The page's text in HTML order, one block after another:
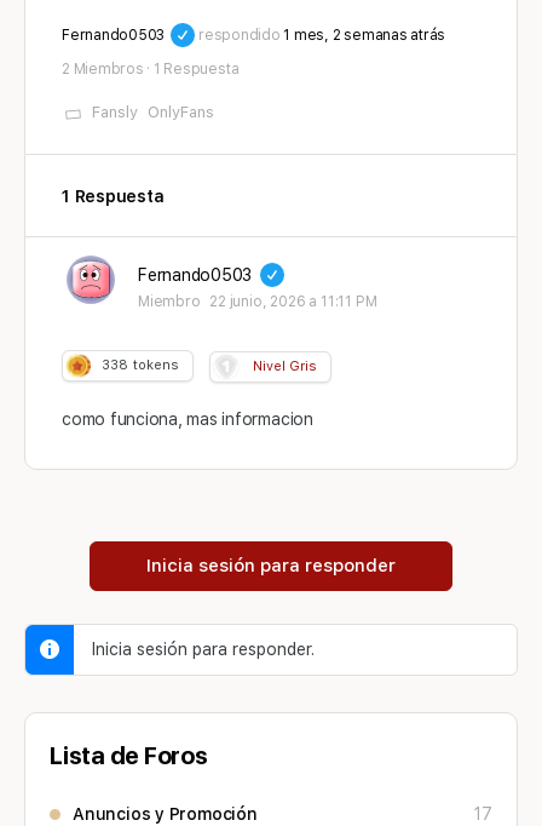
Fernando0503 respondido1 mes, 2 semanas atrás
2 Miembros · 1 Respuesta
Fansly OnlyFans
1 Respuesta
Fernando0503
Miembro 22 junio, 2026 a 11:11 PM
338 tokens Nivel Gris
como funciona, mas informacion
Inicia sesión para responder
Inicia sesión para responder.
Lista de Foros
Anuncios y Promoción
17